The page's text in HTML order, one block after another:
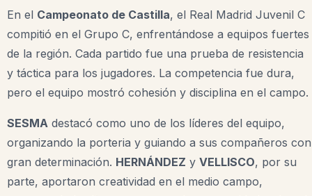
En el Campeonato de Castilla, el Real Madrid Juvenil C
compitió en el Grupo C, enfrentándose a equipos fuertes
de la región. Cada partido fue una prueba de resistencia
y táctica para los jugadores. La competencia fue dura,
pero el equipo mostró cohesión y disciplina en el campo.
SESMA destacó como uno de los líderes del equipo,
organizando la porteria y guiando a sus compañeros con
gran determinación. HERNÁNDEZ y VELLISCO, por su
parte, aportaron creatividad en el medio campo,